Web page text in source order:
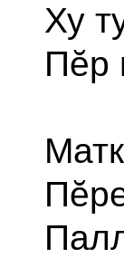
Ху
Пĕр